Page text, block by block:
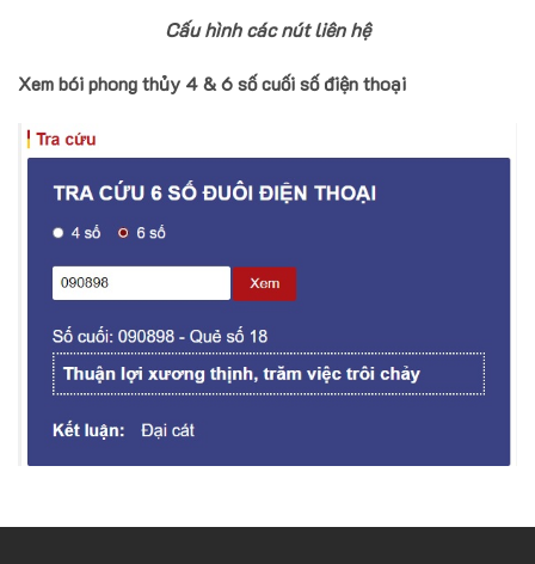
Cấu hình các nút liên hệ
Xem bói phong thủy 4 & 6 số cuối số điện thoại